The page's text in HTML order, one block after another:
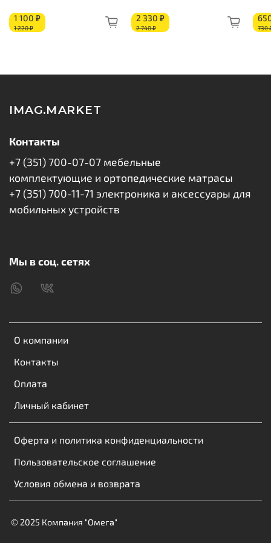
Короб из ППУ
1 100 ₽
1 220 ₽
2 330 ₽
2 740 ₽ 730
IMAG.MARKET
О компании
Контакты
Оплата
Личный кабинет
Оферта и политика конфиденциальности
Пользовательское соглашение
Условия обмена и возврата
Контакты
+7 (351) 700-07-07 мебельные
комплектующие и ортопедические матрасы
+7 (351) 700-11-71 электроника и аксессуары для
мобильных устройств
Мы в соц. сетях
© 2025 Компания "Омега"